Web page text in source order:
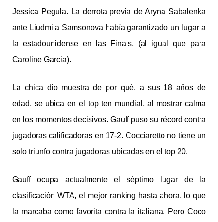
Jessica Pegula. La derrota previa de Aryna Sabalenka
ante Liudmila Samsonova había garantizado un lugar a
la estadounidense en las Finals, (al igual que para
Caroline Garcia).
La chica dio muestra de por qué, a sus 18 años de
edad, se ubica en el top ten mundial, al mostrar calma
en los momentos decisivos. Gauff puso su récord contra
jugadoras calificadoras en 17-2. Cocciaretto no tiene un
solo triunfo contra jugadoras ubicadas en el top 20.
Gauff ocupa actualmente el séptimo lugar de la
clasificación WTA, el mejor ranking hasta ahora, lo que
la marcaba como favorita contra la italiana. Pero Coco